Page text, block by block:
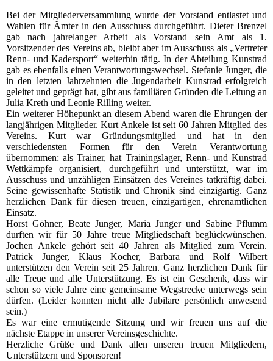
Bei der Mitgliederversammlung wurde der Vorstand entlastet und
Wahlen für Ämter in den Ausschuss durchgeführt. Dieter Brenzel
gab nach jahrelanger Arbeit als Vorstand sein Amt als 1.
Vorsitzender des Vereins ab, bleibt aber im Ausschuss als „Vertreter
Renn- und Kadersport“ weiterhin tätig. In der Abteilung Kunstrad
gab es ebenfalls einen Verantwortungswechsel. Stefanie Junger, die
in den letzten Jahrzehnten die Jugendarbeit Kunstrad erfolgreich
geleitet und geprägt hat, gibt aus familiären Gründen die Leitung an
Julia Kreth und Leonie Rilling weiter.
Ein weiterer Höhepunkt an diesem Abend waren die Ehrungen der
langjährigen Mitglieder. Kurt Ankele ist seit 60 Jahren Mitglied des
Vereins. Kurt war Gründungsmitglied und hat in den
verschiedensten Formen für den Verein Verantwortung
übernommen: als Trainer, hat Trainingslager, Renn- und Kunstrad
Wettkämpfe organisiert, durchgeführt und unterstützt, war im
Ausschuss und unzähligen Einsätzen des Vereines tatkräftig dabei.
Seine gewissenhafte Statistik und Chronik sind einzigartig. Ganz
herzlichen Dank für diesen treuen, einzigartigen, ehrenamtlichen
Einsatz.
Horst Göhner, Beate Junger, Maria Junger und Sabine Pflumm
durften wir für 50 Jahre treue Mitgliedschaft beglückwünschen.
Jochen Ankele gehört seit 40 Jahren als Mitglied zum Verein.
Patrick Junger, Klaus Kocher, Barbara und Rolf Wilbert
unterstützen den Verein seit 25 Jahren. Ganz herzlichen Dank für
alle Treue und alle Unterstützung. Es ist ein Geschenk, dass wir
schon so viele Jahre eine gemeinsame Wegstrecke unterwegs sein
dürfen. (Leider konnten nicht alle Jubilare persönlich anwesend
sein.)
Es war eine ermutigende Sitzung und wir freuen uns auf die
nächste Etappe in unserer Vereinsgeschichte.
Herzliche Grüße und Dank allen unseren treuen Mitgliedern,
Unterstützern und Sponsoren!